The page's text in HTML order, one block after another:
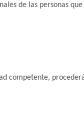
de las personas
competente,